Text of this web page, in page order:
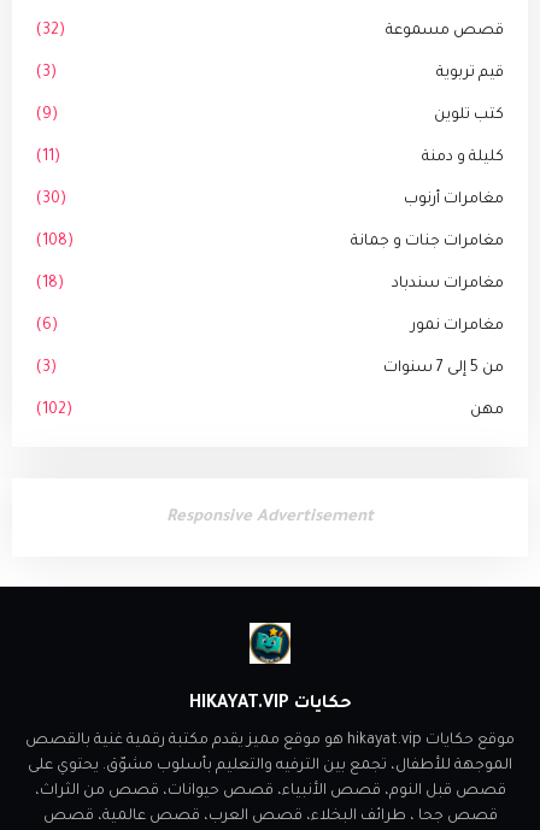
قصص مسموعة (32)
قيم تربوية (3)
كتب تلوين (9)
كليلة و دمنة (11)
مغامرات أرنوب (30)
مغامرات جنات و جمانة (108)
مغامرات سندباد (18)
مغامرات نمور (6)
من 5 إلى 7 سنوات (3)
مهن (102)
Responsive Advertisement
حكايات HIKAYAT.VIP
موقع حكايات hikayat.vip هو موقع مميز يقدم مكتبة رقمية غنية بالقصص
الموجهة للأطفال، تجمع بين الترفيه والتعليم بأسلوب مشوّق. يحتوي على
قصص قبل النوم، قصص الأنبياء، قصص حيوانات، قصص من الثراث،
قصص جحا ، طرائف البخلاء، قصص العرب، قصص عالمية، قصص